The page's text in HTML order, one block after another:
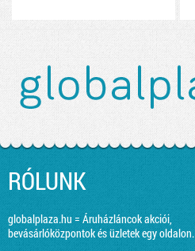
RÓLUNK
globalplaza.hu = Áruházláncok akciói,
bevásárlóközpontok és üzletek egy oldalon.